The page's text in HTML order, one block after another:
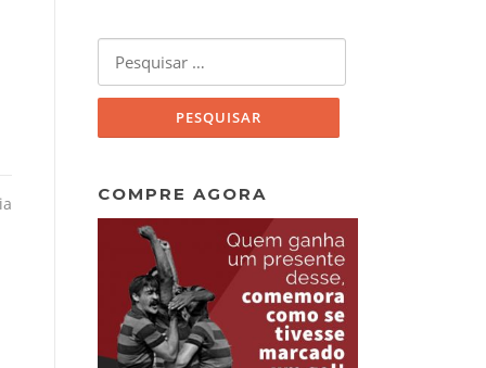
COMPRE AGORA